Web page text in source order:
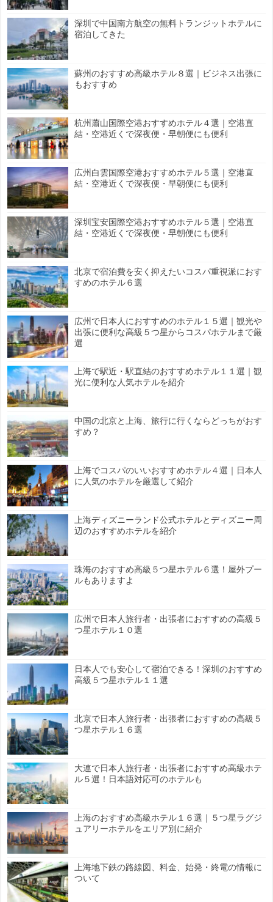
深圳で中国南方航空の無料トランジットホテルに
宿泊してきた
蘇州のおすすめ高級ホテル８選｜ビジネス出張に
もおすすめ
杭州蕭山国際空港おすすめホテル４選｜空港直
結・空港近くで深夜便・早朝便にも便利
広州白雲国際空港おすすめホテル５選｜空港直
結・空港近くで深夜便・早朝便にも便利
深圳宝安国際空港おすすめホテル５選｜空港直
結・空港近くで深夜便・早朝便にも便利
北京で宿泊費を安く抑えたいコスパ重視派におす
すめのホテル６選
広州で日本人におすすめのホテル１５選｜観光や
出張に便利な高級５つ星からコスパホテルまで厳
選
上海で駅近・駅直結のおすすめホテル１１選｜観
光に便利な人気ホテルを紹介
中国の北京と上海、旅行に行くならどっちがおす
すめ？
上海でコスパのいいおすすめホテル４選｜日本人
に人気のホテルを厳選して紹介
上海ディズニーランド公式ホテルとディズニー周
辺のおすすめホテルを紹介
珠海のおすすめ高級５つ星ホテル６選！屋外プー
ルもありますよ
広州で日本人旅行者・出張者におすすめの高級５
つ星ホテル１０選
日本人でも安心して宿泊できる！深圳のおすすめ
高級５つ星ホテル１１選
北京で日本人旅行者・出張者におすすめの高級５
つ星ホテル１６選
大連で日本人旅行者・出張者におすすめ高級ホテ
ル５選！日本語対応可のホテルも
上海のおすすめ高級ホテル１６選｜５つ星ラグジ
ュアリーホテルをエリア別に紹介
上海地下鉄の路線図、料金、始発・終電の情報に
ついて